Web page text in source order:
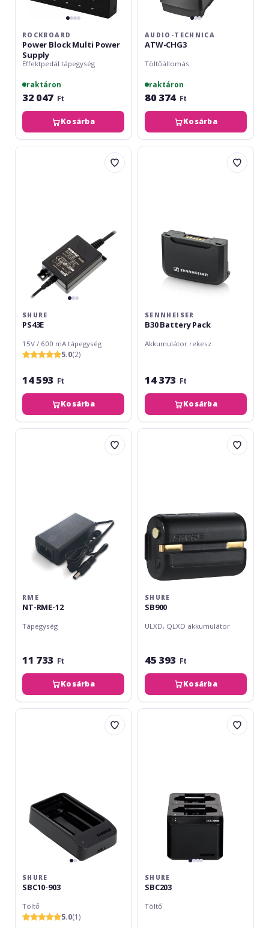
ROCKBOARD
Power Block Multi Power
Supply
Effektpedál tápegység
raktáron
32 047 Ft
Kosárba
AUDIO-TECHNICA
ATW-CHG3
Töltőállomás
raktáron
80 374 Ft
Kosárba
Shure
SHURE
PS43E
15V / 600 mA tápegység
5.0(2)
14 593 Ft
Kosárba
Sennheiser
SENNHEISER
B30 Battery Pack
Akkumulátor rekesz
14 373 Ft
Kosárba
RME
RME
NT-RME-12
Tápegység
11 733 Ft
Kosárba
Shure
SHURE
SB900
ULXD, QLXD akkumulátor
45 393 Ft
Kosárba
Shure
SHURE
SBC10-903
Töltő
5.0(1)
Shure
SHURE
SBC203
Töltő